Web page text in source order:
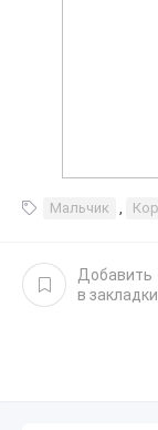
Мальчик ,
Добавить
в закладки